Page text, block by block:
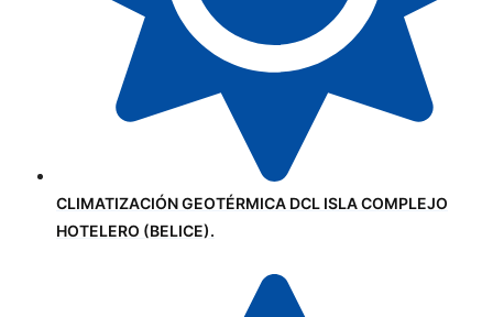
CLIMATIZACIÓN GEOTÉRMICA DCL ISLA COMPLEJO
HOTELERO (BELICE).